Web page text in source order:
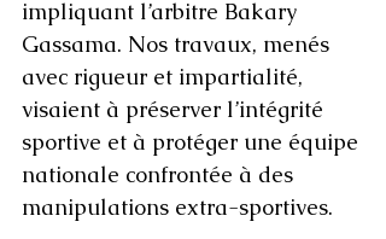
impliquant l’arbitre Bakary
Gassama. Nos travaux, menés
avec rigueur et impartialité,
visaient à préserver l’intégrité
sportive et à protéger une équipe
nationale confrontée à des
manipulations extra-sportives.